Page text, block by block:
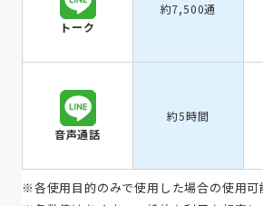
トーク
約7,500通
音声通話
約5時間
※各使用目的のみで使用した場合の使用